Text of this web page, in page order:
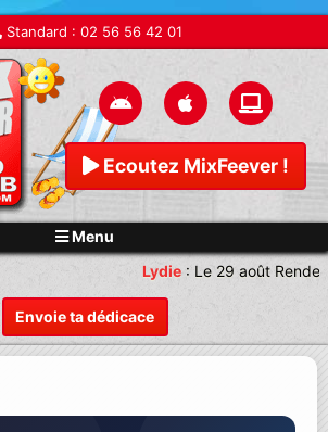
Standard : 02 56 56 42 01
Ecoutez MixFeever !
Menu
Envoie ta dédicace
Le 29 août Rendez-